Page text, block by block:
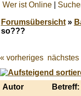
Wer ist Online
Forumsübersicht»
so???
Best
online
live
casino
« vorheriges nächstes
Autor